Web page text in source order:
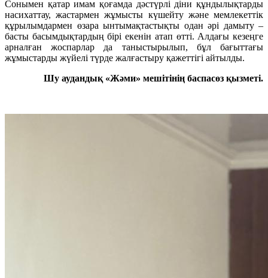
Сонымен қатар имам қоғамда дәстүрлі діни құндылықтарды
насихаттау, жастармен жұмысты күшейту және мемлекеттік
құрылымдармен өзара ынтымақтастықты одан әрі дамыту –
басты басымдықтардың бірі екенін атап өтті. Алдағы кезеңге
арналған жоспарлар да таныстырылып, бұл бағыттағы
жұмыстарды жүйелі түрде жалғастыру қажеттігі айтылды.
Шу аудандық «Жәми» мешітінің баспасөз қызметі.